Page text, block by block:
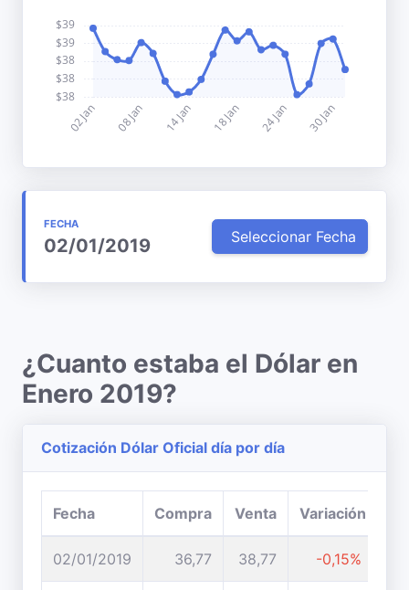
FECHA
02/01/2019 Seleccionar Fecha
¿Cuanto estaba el Dólar en
Enero 2019?
Cotización Dólar Oficial día por día
Fecha Compra Venta Variación
02/01/2019 36,77 38,77 -0,15%